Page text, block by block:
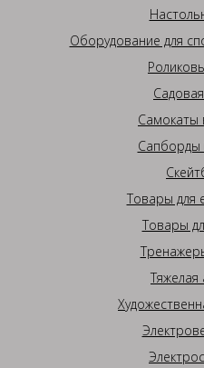
Оборудование для
Самокаты
Сапборды
Товары для
Товары
Тяжелая